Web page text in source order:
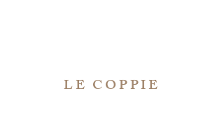
LE COPPIE